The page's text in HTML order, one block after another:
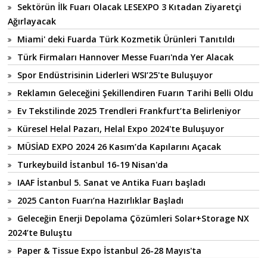
Sektörün İlk Fuarı Olacak LESEXPO 3 Kıtadan Ziyaretçi
Ağırlayacak
Miami' deki Fuarda Türk Kozmetik Ürünleri Tanıtıldı
Türk Firmaları Hannover Messe Fuarı'nda Yer Alacak
Spor Endüstrisinin Liderleri WSI’25'te Buluşuyor
Reklamın Geleceğini Şekillendiren Fuarın Tarihi Belli Oldu
Ev Tekstilinde 2025 Trendleri Frankfurt’ta Belirleniyor
Küresel Helal Pazarı, Helal Expo 2024'te Buluşuyor
MÜSİAD EXPO 2024 26 Kasım’da Kapılarını Açacak
Turkeybuild İstanbul 16-19 Nisan'da
IAAF İstanbul 5. Sanat ve Antika Fuarı başladı
2025 Canton Fuarı’na Hazırlıklar Başladı
Geleceğin Enerji Depolama Çözümleri Solar+Storage NX
2024’te Buluştu
Paper & Tissue Expo İstanbul 26-28 Mayıs'ta